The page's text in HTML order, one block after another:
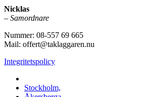
Nicklas
– Samordnare
Nummer: 08-557 69 665
Mail: offert@taklaggaren.nu
Integritetspolicy
Stockholm,